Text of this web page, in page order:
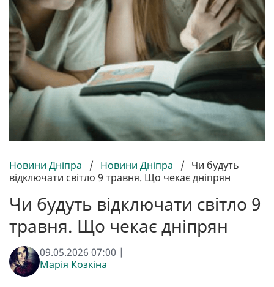
Новини Дніпра / Новини Дніпра / Чи будуть
відключати світло 9 травня. Що чекає дніпрян
Чи будуть відключати світло 9
травня. Що чекає дніпрян
09.05.2026 07:00 |
Марія Козкіна